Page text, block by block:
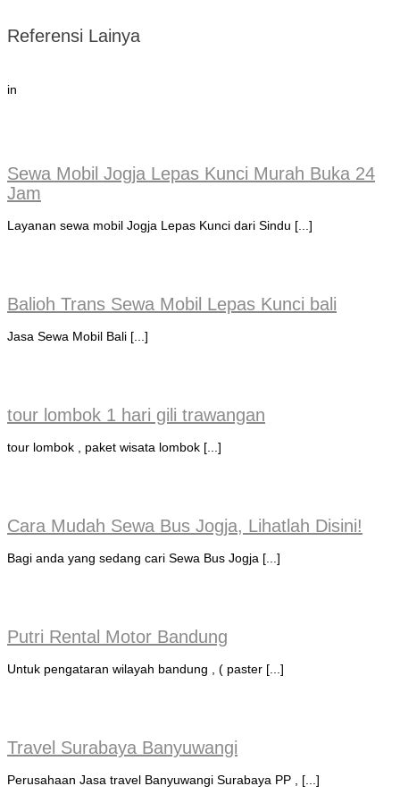
Referensi Lainya
in
Sewa Mobil Jogja Lepas Kunci Murah Buka 24
Jam
Layanan sewa mobil Jogja Lepas Kunci dari Sindu [...]
Balioh Trans Sewa Mobil Lepas Kunci bali
Jasa Sewa Mobil Bali [...]
tour lombok 1 hari gili trawangan
tour lombok , paket wisata lombok [...]
Cara Mudah Sewa Bus Jogja, Lihatlah Disini!
Bagi anda yang sedang cari Sewa Bus Jogja [...]
Putri Rental Motor Bandung
Untuk pengataran wilayah bandung , ( paster [...]
Travel Surabaya Banyuwangi
Perusahaan Jasa travel Banyuwangi Surabaya PP , [...]